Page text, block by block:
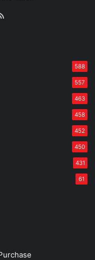
588
557
463
458
452
450
431
61